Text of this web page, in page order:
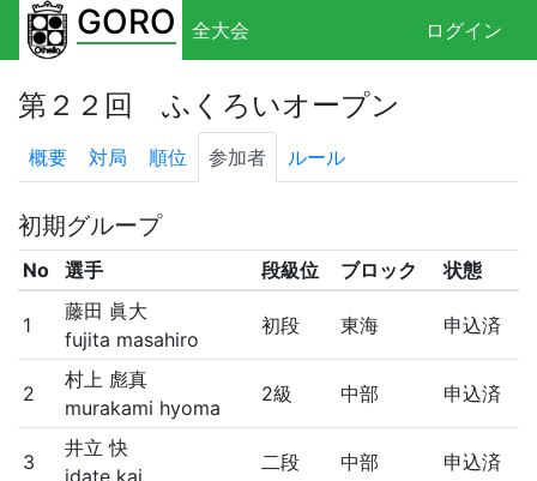
GORO 全大会 ログイン
第２２回 ふくろいオープン
概要 対局 順位 参加者 ルール
初期グループ
No 選手 段級位 ブロック 状態
1
藤田 眞大
fujita masahiro
初段 東海 申込済
2
村上 彪真
murakami hyoma
2級 中部 申込済
3
井立 快
idate kai
二段 中部 申込済